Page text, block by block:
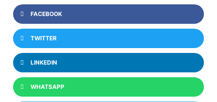
FACEBOOK
TWITTER
LINKEDIN
WHATSAPP